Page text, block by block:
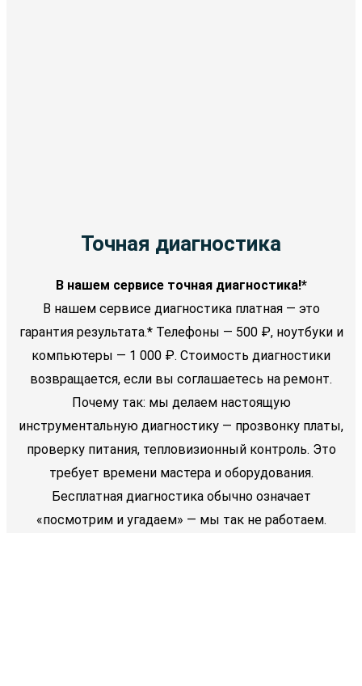
Точная диагностика
В нашем сервисе точная диагностика!*
В нашем сервисе диагностика платная — это
гарантия результата.* Телефоны — 500 ₽, ноутбуки и
компьютеры — 1 000 ₽. Стоимость диагностики
возвращается, если вы соглашаетесь на ремонт.
Почему так: мы делаем настоящую
инструментальную диагностику — прозвонку платы,
проверку питания, тепловизионный контроль. Это
требует времени мастера и оборудования.
Бесплатная диагностика обычно означает
«посмотрим и угадаем» — мы так не работаем.